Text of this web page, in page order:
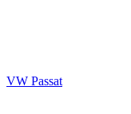
VW Passat